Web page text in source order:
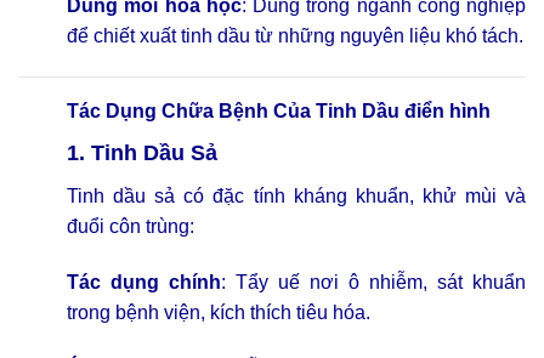
Dung môi hóa học: Dùng trong ngành công nghiệp
để chiết xuất tinh dầu từ những nguyên liệu khó tách.
Tác Dụng Chữa Bệnh Của Tinh Dầu điển hình
1. Tinh Dầu Sả
Tinh dầu sả có đặc tính kháng khuẩn, khử mùi và
đuổi côn trùng:
Tác dụng chính: Tẩy uế nơi ô nhiễm, sát khuẩn
trong bệnh viện, kích thích tiêu hóa.